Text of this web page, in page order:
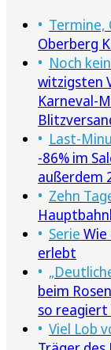
Oberberg
Noch
witzigsten
Last-
-86% im
außerdem
Zehn
Serie
erlebt
beim
so reagiert
Viel Lob